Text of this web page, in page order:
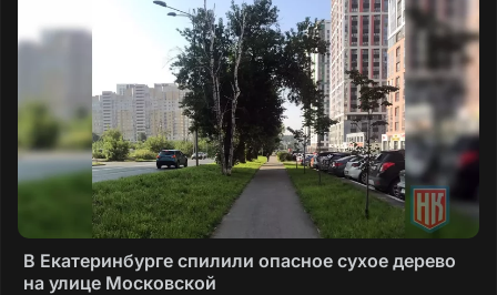
В Екатеринбурге спилили опасное сухое дерево
на улице Московской